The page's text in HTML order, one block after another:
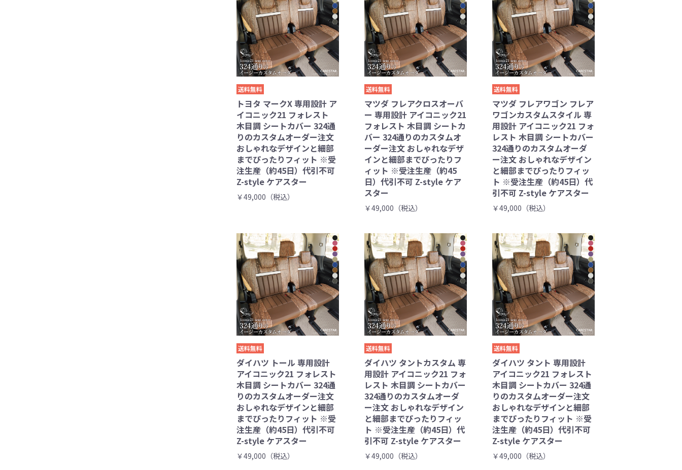
送料無料
トヨタ マークX 専用設計 ア
イコニック21 フォレスト
木目調 シートカバー 324通
りのカスタムオーダー注文
おしゃれなデザインと細部
までぴったりフィット ※受
注生産（約45日）代引不可
Z-style ケアスター
￥49,000（税込）
送料無料
マツダ フレアクロスオーバ
ー 専用設計 アイコニック21
フォレスト 木目調 シートカ
バー 324通りのカスタムオ
ーダー注文 おしゃれなデザ
インと細部までぴったりフ
ィット ※受注生産（約45
日）代引不可 Z-style ケア
スター
￥49,000（税込）
送料無料
マツダ フレアワゴン フレア
ワゴンカスタムスタイル 専
用設計 アイコニック21 フォ
レスト 木目調 シートカバー
324通りのカスタムオーダ
ー注文 おしゃれなデザイン
と細部までぴったりフィッ
ト ※受注生産（約45日）代
引不可 Z-style ケアスター
￥49,000（税込）
送料無料
ダイハツ トール 専用設計
アイコニック21 フォレスト
木目調 シートカバー 324通
りのカスタムオーダー注文
おしゃれなデザインと細部
までぴったりフィット ※受
注生産（約45日）代引不可
Z-style ケアスター
￥49,000（税込）
送料無料
ダイハツ タントカスタム 専
用設計 アイコニック21 フォ
レスト 木目調 シートカバー
324通りのカスタムオーダ
ー注文 おしゃれなデザイン
と細部までぴったりフィッ
ト ※受注生産（約45日）代
引不可 Z-style ケアスター
￥49,000（税込）
送料無料
ダイハツ タント 専用設計
アイコニック21 フォレスト
木目調 シートカバー 324通
りのカスタムオーダー注文
おしゃれなデザインと細部
までぴったりフィット ※受
注生産（約45日）代引不可
Z-style ケアスター
￥49,000（税込）